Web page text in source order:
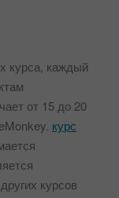
курса, каждый
от 15 до 20
курс
курсов